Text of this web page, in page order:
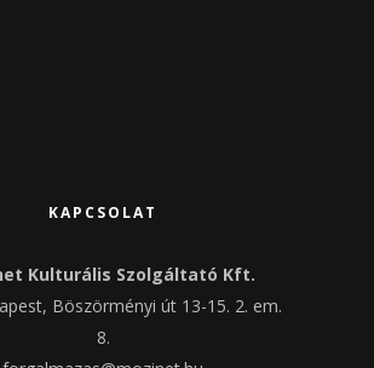
KAPCSOLAT
Kulturális Szolgáltató Kft.
Böszörményi út 13-15. 2. em.
8.